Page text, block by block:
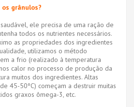
grânulos?
ele precisa de uma ração de
todos os nutrientes necessários.
as propriedades dos ingredientes
utilizamos o método
a frio (realizado à temperatura
calor no processo de produção da
muitos dos ingredientes. Altas
45-50ºC) começam a destruir muitas
graxos ômega-3, etc.